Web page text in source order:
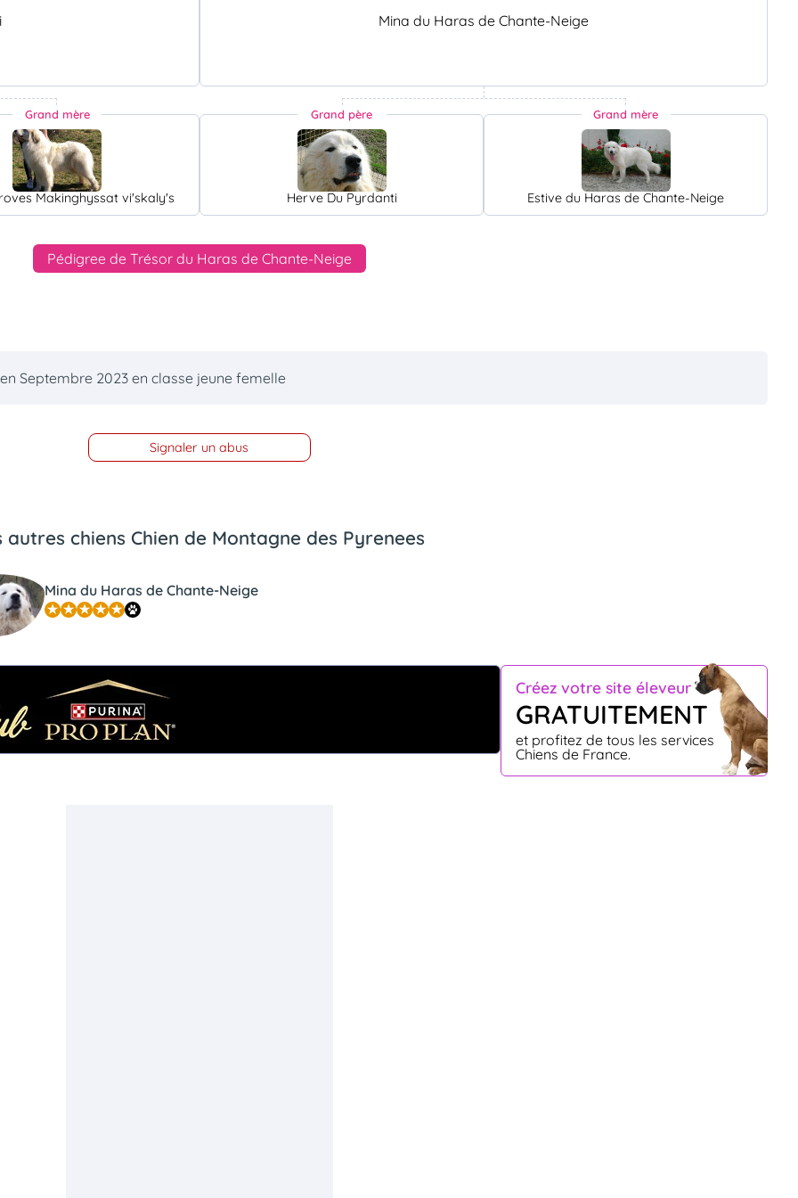
Grand mère
Makinghyssat vi'skaly's
Mina du Haras de Chante-Neige
Grand père
Herve Du Pyrdanti
Grand mère
Estive du Haras de Chante-Neige
Pédigree de Trésor du Haras de Chante-Neige
Septembre 2023 en classe jeune femelle
Signaler un abus
Créez votre site éleveur
GRATUITEMENT
et profitez de tous les services
Chiens de France.
autres chiens Chien de Montagne des Pyrenees
Mina du Haras de Chante-Neige